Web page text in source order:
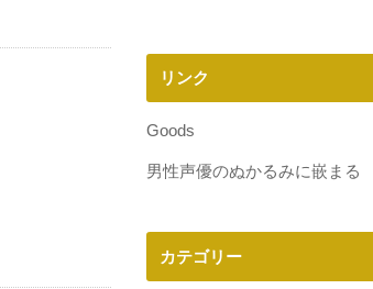
リンク
Goods
男性声優のぬかるみに嵌まる
カテゴリー